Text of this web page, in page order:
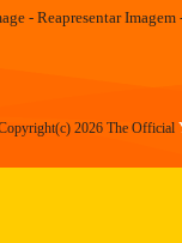
- Reapresentar
2026 The Official